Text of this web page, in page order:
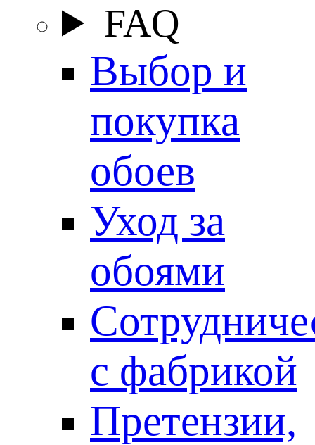
FAQ
Выбор и
покупка
обоев
Уход за
обоями
с фабрикой
Претензии,